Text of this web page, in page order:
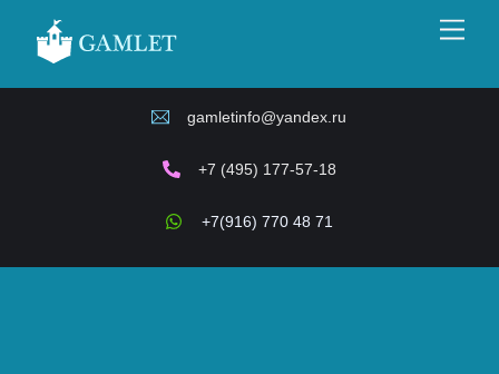
content
gamletinfo@yandex.ru
+7 (495) 177-57-18
+7(916) 770 48 71